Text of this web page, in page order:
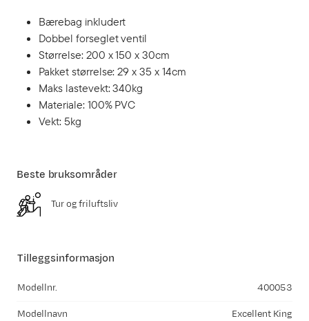
Bærebag inkludert
Dobbel forseglet ventil
Størrelse: 200 x 150 x 30cm
Pakket størrelse: 29 x 35 x 14cm
Maks lastevekt: 340kg
Materiale: 100% PVC
Vekt: 5kg
Tilleggsinformasjon
Modellnr. 400053
Modellnavn Excellent King
Beste bruksområder
Tur og friluftsliv